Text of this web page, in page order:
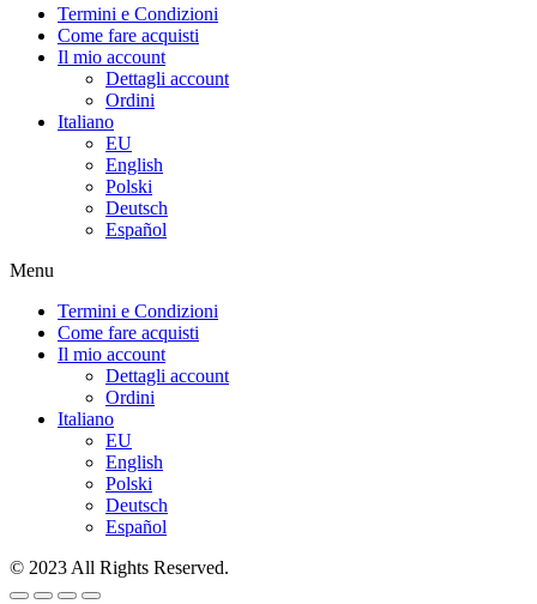
Termini e Condizioni
Come fare acquisti
Il mio account
Dettagli account
Ordini
Italiano
EU
English
Polski
Deutsch
Español
Menu
Termini e Condizioni
Come fare acquisti
Il mio account
Dettagli account
Ordini
Italiano
EU
English
Polski
Deutsch
Español
© 2023 All Rights Reserved.